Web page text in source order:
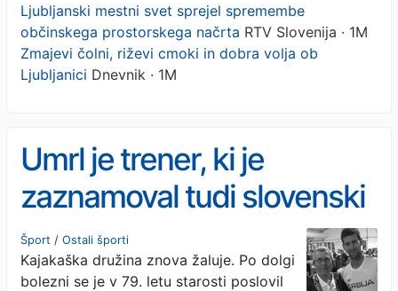
Ljubljanski mestni svet sprejel spremembe
občinskega prostorskega načrta RTV Slovenija · 1M
Zmajevi čolni, riževi cmoki in dobra volja ob
Ljubljanici Dnevnik · 1M
Umrl je trener, ki je
zaznamoval tudi slovenski
šport
Šport / Ostali športi
Kajakaška družina znova žaluje. Po dolgi
bolezni se je v 79. letu starosti poslovil